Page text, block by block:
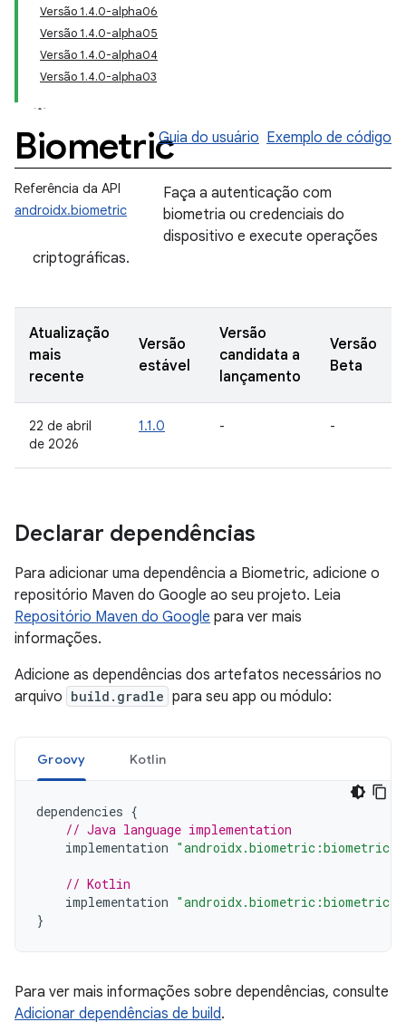
Versão 1.4.0-alpha06
Versão 1.4.0-alpha05
Versão 1.4.0-alpha04
Versão 1.4.0-alpha03
BiometricGuia do usuário Exemplo de código
Referência da API
androidx.biometric
Faça a autenticação com
biometria ou credenciais do
dispositivo e execute operações
criptográficas.
Atualização
mais
recente
Versão
estável
Versão
candidata a
lançamento
Versão
Beta
22 de abril
de 2026
1.1.0 - -
Declarar dependências
Para adicionar uma dependência a Biometric, adicione o
repositório Maven do Google ao seu projeto. Leia
Repositório Maven do Google para ver mais
informações.
Adicione as dependências dos artefatos necessários no
arquivo build.gradle para seu app ou módulo:
Groovy Kotlin
dependencies {
// Java language implementation
implementation
// Kotlin
implementation "androidx.biometric:biometric-
}
Para ver mais informações sobre dependências, consulte
Adicionar dependências de build.